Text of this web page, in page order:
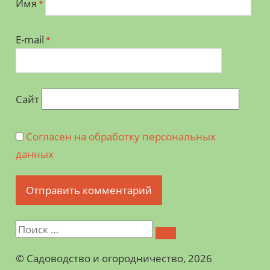
Имя *
E-mail *
Сайт
Согласен на обработку персональных
данных
©️ Садоводство и огородничество, 2026